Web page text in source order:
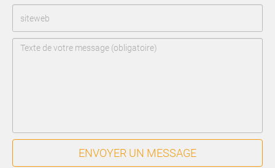
ENVOYER UN MESSAGE